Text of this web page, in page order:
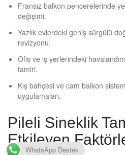
Fransız balkon pencerelerinde
değişimi.
Yazlık evlerdeki geniş sürgülü
revizyonu.
Ofis ve iş yerlerindeki
tamiri.
Kış bahçesi ve cam balkon
uygulamaları.
Pileli Sineklik
Etkileyen
WhatsApp Destek